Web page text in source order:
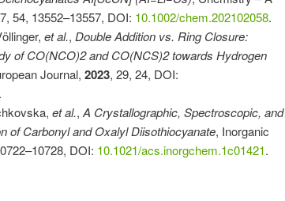
54, 13552–13557, DOI: 10.1002/chem.202102058.
et al., Double Addition vs. Ring Closure:
of CO(NCO)2 and CO(NCS)2 towards Hydrogen
Journal,2023, 29, 24, DOI:
.
et al.,A Crystallographic, Spectroscopic, and
of Carbonyl and Oxalyl Diisothiocyanate, Inorganic
DOI: 10.1021/acs.inorgchem.1c01421.